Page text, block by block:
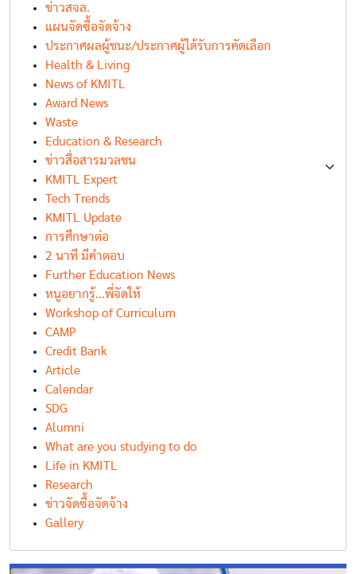
ข่าวสจล.
แผนจัดซื้อจัดจ้าง
ประกาศผลผู้ชนะ/ประกาศผู้ได้รับการคัดเลือก
Health & Living
News of KMITL
Award News
Waste
Education & Research
ข่าวสื่อสารมวลชน
KMITL Expert
Tech Trends
KMITL Update
การศึกษาต่อ
2 นาที มีคำตอบ
Further Education News
หนูอยากรู้...พี่จัดให้
Workshop of Curriculum
CAMP
Credit Bank
Article
Calendar
SDG
Alumni
What are you studying to do
Life in KMITL
Research
ข่าวจัดซื้อจัดจ้าง
Gallery